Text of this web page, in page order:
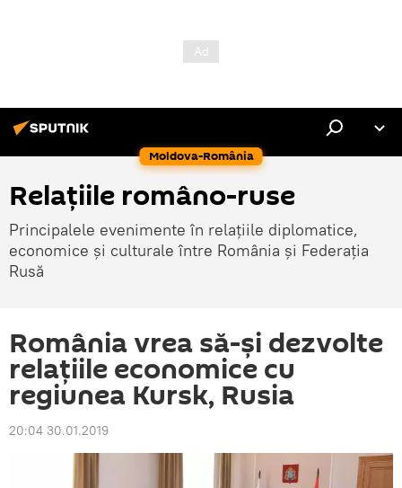
Moldova-România
Relațiile româno-ruse
Principalele evenimente în relațiile diplomatice,
economice și culturale între România și Federația
Rusă
România vrea să-și dezvolte
relațiile economice cu
regiunea Kursk, Rusia
20:04 30.01.2019